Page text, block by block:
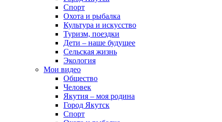
Спорт
Охота и рыбалка
Культура и искусство
Туризм, поездки
Дети – наше будущее
Сельская жизнь
Экология
Мои видео
Общество
Человек
Якутия – моя родина
Город Якутск
Спорт